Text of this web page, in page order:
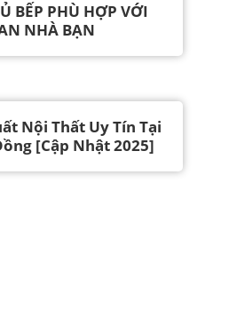
BẾP PHÙ HỢP VỚI
NHÀ BẠN
Nội Thất Uy Tín Tại
[Cập Nhật 2025]